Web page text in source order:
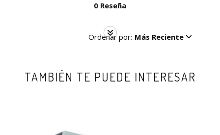
0 Reseña
Ordenar por: Más Reciente
TAMBIÉN TE PUEDE INTERESAR